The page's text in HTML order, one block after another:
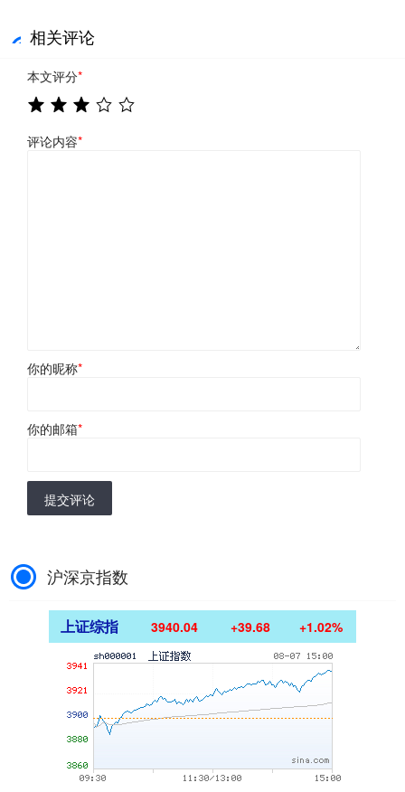
相关评论
本文评分*
评论内容*
你的昵称*
你的邮箱*
提交评论
沪深京指数
上证综指 3940.04 +39.68 +1.02%